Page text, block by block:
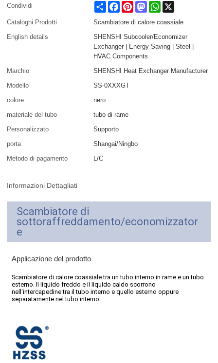
Condividi Share FacebookPinterestMastodonWhatsApp
Cataloghi Prodotti
Scambiatore di calore coassiale
English details
SHENSHI Subcooler/Economizer
Exchanger | Energy Saving | Steel |
HVAC Components
Marchio
SHENSHI Heat Exchanger Manufacturer​
Modello
SS-0XXXGT
colore
nero
materiale del tubo
tubo di rame
Personalizzato
Supporto
porta
Shangai/Ningbo
Metodo di pagamento
L/C
Informazioni Dettagliati
Scambiatore di
sottoraffreddamento/economizzator
e
Applicazione del prodotto
Scambiatore di calore coassiale tra un tubo interno in rame e un tubo
esterno. Il liquido freddo e il liquido caldo scorrono
nell'intercapedine tra il tubo interno e quello esterno oppure
separatamente nel tubo interno.